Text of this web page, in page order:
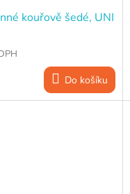
kouřově šedé, UNI
Do košíku